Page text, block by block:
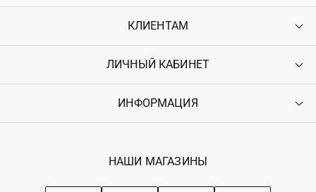
КЛИЕНТАМ
Контакты
Возврат
Гарантия
ЛИЧНЫЙ КАБИНЕТ
Войти
Ostriv Club+
ИНФОРМАЦИЯ
Наши магазини
Рекомендации по уходу
НАШИ МАГАЗИНЫ